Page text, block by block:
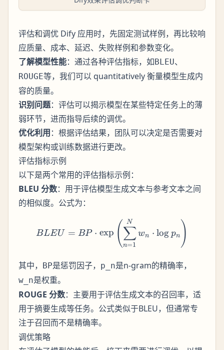
评估和调优 Dify 应用时，先固定测试样例，再比较响
应质量、成本、延迟、失败样例和参数变化。
了解模型性能：通过各种评估指标，如 BLEU、
ROUGE等，我们可以 quantitatively 衡量模型生成内
容的质量。
识别问题：评估可以揭示模型在某些特定任务上的薄
弱环节，进而指导后续的调优。
优化利用：根据评估结果，团队可以决定是否需要对
模型架构或训练数据进行更改。
评估指标示例
以下是两个常用的评估指标示例：
BLEU 分数：用于评估模型生成文本与参考文本之间
的相似度。公式为：
BLEU = BP \cdot
BLEU = BP ⋅ exp ( n=1
∑
N
wn ⋅ log pn )
其中， BP是惩罚因子， p_n是n-gram的精确率，
w_n是权重。
ROUGE 分数：主要用于评估生成文本的召回率，适
用于摘要生成等任务。公式类似于BLEU，但通常专
注于召回而不是精确率。
调优策略